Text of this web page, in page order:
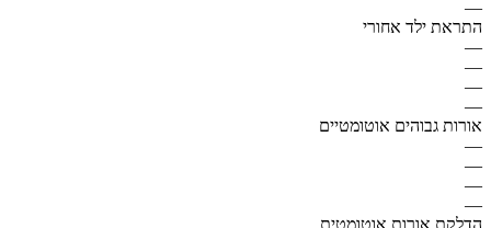
—
התראת ילד אחורי
—
—
—
—
אורות גבוהים אוטומטיים
—
—
—
—
הדלקת אורות אוטומטית